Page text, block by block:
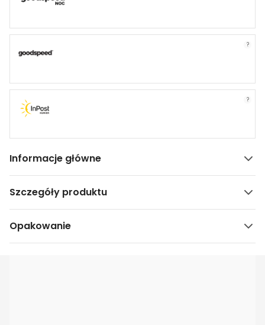
?
?
Informacje główne
Szczegóły produktu
Opakowanie